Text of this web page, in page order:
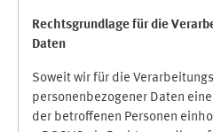
Rechtsgrundlage für die
Daten
Soweit wir für die
personenbezogener Daten
der betroffenen Personen